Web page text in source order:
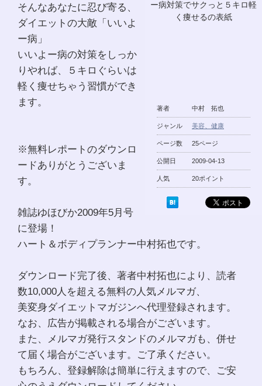
著者 中村 拓也
ジャンル 美容、健康
ページ数 25ページ
公開日 2009-04-13
人気 20ポイント
そんなあなたに忍び寄る、
ダイエットの大敵「いいよ
ー病」
いいよー病の対策をしっか
りやれば、５キロぐらいは
軽く痩せちゃう習慣ができ
ます。
※無料レポートのダウンロ
ードありがとうございま
す。
雑誌ゆほびか2009年5月号
に登場！
ハート＆ボディプランナー中村拓也です。
ダウンロード完了後、著者中村拓也により、読者
数10,000人を超える無料の人気メルマガ、
美変身ダイエットマガジンへ代理登録されます。
なお、広告が掲載される場合がございます。
また、メルマガ発行スタンドのメルマガも、併せ
て届く場合がございます。ご了承ください。
もちろん、登録解除は簡単に行えますので、ご安